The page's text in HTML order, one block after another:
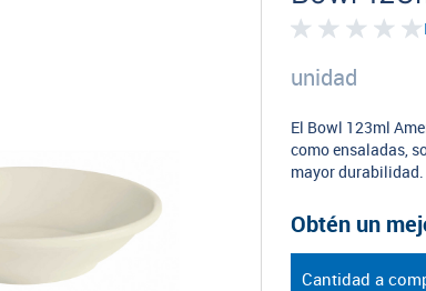
unidad
El Bowl 123ml
como ensaladas,
mayor
Obtén un
Cantidad a